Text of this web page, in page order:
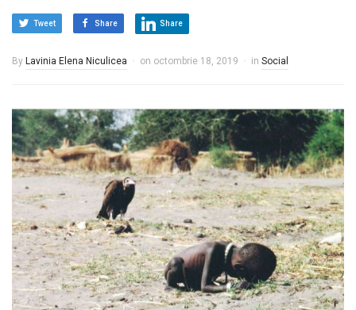
Tweet Share Share
By Lavinia Elena Niculicea on octombrie 18, 2019 in Social